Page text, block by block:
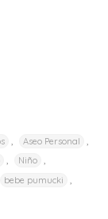
Aseo Personal
Niño
bebe pumucki